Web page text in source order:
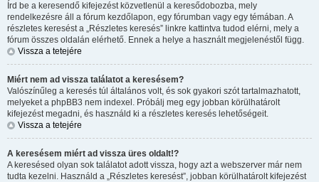
Írd be a keresendő kifejezést közvetlenül a keresődobozba, mely
rendelkezésre áll a fórum kezdőlapon, egy fórumban vagy egy témában. A
részletes keresést a „Részletes keresés” linkre kattintva tudod elérni, mely a
fórum összes oldalán elérhető. Ennek a helye a használt megjelenéstől függ.
Vissza a tetejére
Miért nem ad vissza találatot a keresésem?
Valószínűleg a keresés túl általános volt, és sok gyakori szót tartalmazhatott,
melyeket a phpBB3 nem indexel. Próbálj meg egy jobban körülhatárolt
kifejezést megadni, és használd ki a részletes keresés lehetőségeit.
Vissza a tetejére
A keresésem miért ad vissza üres oldalt!?
A keresésed olyan sok találatot adott vissza, hogy azt a webszerver már nem
tudta kezelni. Használd a „Részletes keresést”, jobban körülhatárolt kifejezést